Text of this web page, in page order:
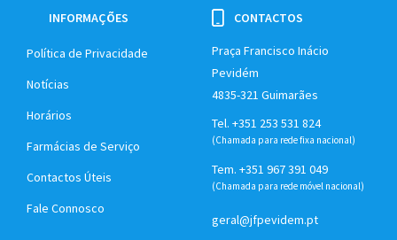
INFORMAÇÕES
Política de Privacidade
Notícias
Horários
Farmácias de Serviço
Contactos Úteis
Fale Connosco
CONTACTOS
Praça Francisco Inácio
Pevidém
4835-321 Guimarães
Tel. +351 253 531 824
(Chamada para rede fixa nacional)
Tem. +351 967 391 049
(Chamada para rede móvel nacional)
geral@jfpevidem.pt